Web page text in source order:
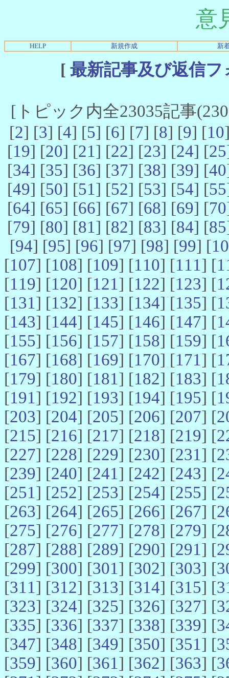
意
HELP 新規作成 新
[ 最新記事及び返信
[トピック内全23035記事
[2] [3] [4] [5] [6] [7] [8] [9] [10
[19] [20] [21] [22] [23] [24] [25
[34] [35] [36] [37] [38] [39] [40
[49] [50] [51] [52] [53] [54] [55
[64] [65] [66] [67] [68] [69] [70
[79] [80] [81] [82] [83] [84] [85
[94] [95] [96] [97] [98] [99] [
[107] [108] [109] [110] [111] [
[119] [120] [121] [122] [123] [
[131] [132] [133] [134] [135] [
[143] [144] [145] [146] [147] [
[155] [156] [157] [158] [159] [
[167] [168] [169] [170] [171] [
[179] [180] [181] [182] [183] [
[191] [192] [193] [194] [195] [
[203] [204] [205] [206] [207] [
[215] [216] [217] [218] [219] [
[227] [228] [229] [230] [231] [
[239] [240] [241] [242] [243] [
[251] [252] [253] [254] [255] [
[263] [264] [265] [266] [267] [
[275] [276] [277] [278] [279] [
[287] [288] [289] [290] [291] [
[299] [300] [301] [302] [303] [
[311] [312] [313] [314] [315] [
[323] [324] [325] [326] [327] [
[335] [336] [337] [338] [339] [
[347] [348] [349] [350] [351] [
[359] [360] [361] [362] [363] [